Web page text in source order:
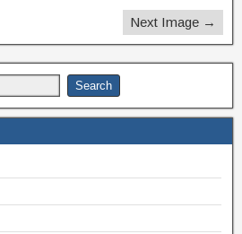
Next Image →